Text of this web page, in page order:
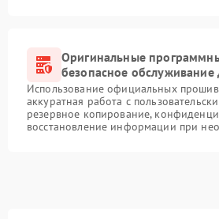
Оригинальные
безопасное
Использование официальных
аккуратная работа с
резервное копирование,
восстановление информации при